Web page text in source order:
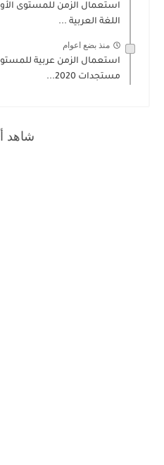
استعمال الزمن للمستوى
اللغة العربية ...
منذ بضع اعوام
استعمال الزمن عربية
مستجدات 2020...
شاهد